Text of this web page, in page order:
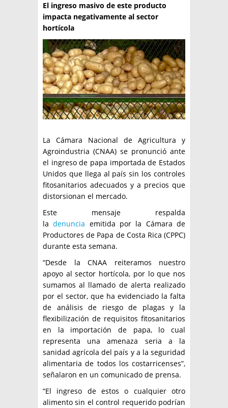
CLASIFICADOS
INTERES GENERAL
LA PAPA
RESOLUCIONES Y NORMATIVAS
ENLACES
ARGENPAPA
PUBLICIDAD
QUIENES SOMOS
CONTACTO
BUSCAR NOTICIAS
BUSCAR
El ingreso masivo de este producto
impacta negativamente al sector
hortícola
La Cámara Nacional de Agricultura y
Agroindustria (CNAA) se pronunció ante
el ingreso de papa importada de Estados
Unidos que llega al país sin los controles
fitosanitarios adecuados y a precios que
distorsionan el mercado.
Este mensaje respalda
ladenuncia emitida por la Cámara de
Productores de Papa de Costa Rica (CPPC)
durante esta semana.
“Desde la CNAA reiteramos nuestro
apoyo al sector hortícola, por lo que nos
sumamos al llamado de alerta realizado
por el sector, que ha evidenciado la falta
de análisis de riesgo de plagas y la
flexibilización de requisitos fitosanitarios
en la importación de papa, lo cual
representa una amenaza seria a la
sanidad agrícola del país y a la seguridad
alimentaria de todos los costarricenses”,
señalaron en un comunicado de prensa.
“El ingreso de estos o cualquier otro
alimento sin el control requerido podrían